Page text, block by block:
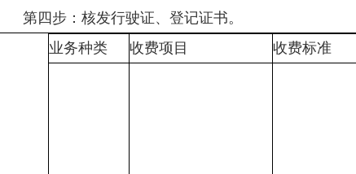
第四步：核发行驶证、登记证书。
业务种类
收费项目 收费标准